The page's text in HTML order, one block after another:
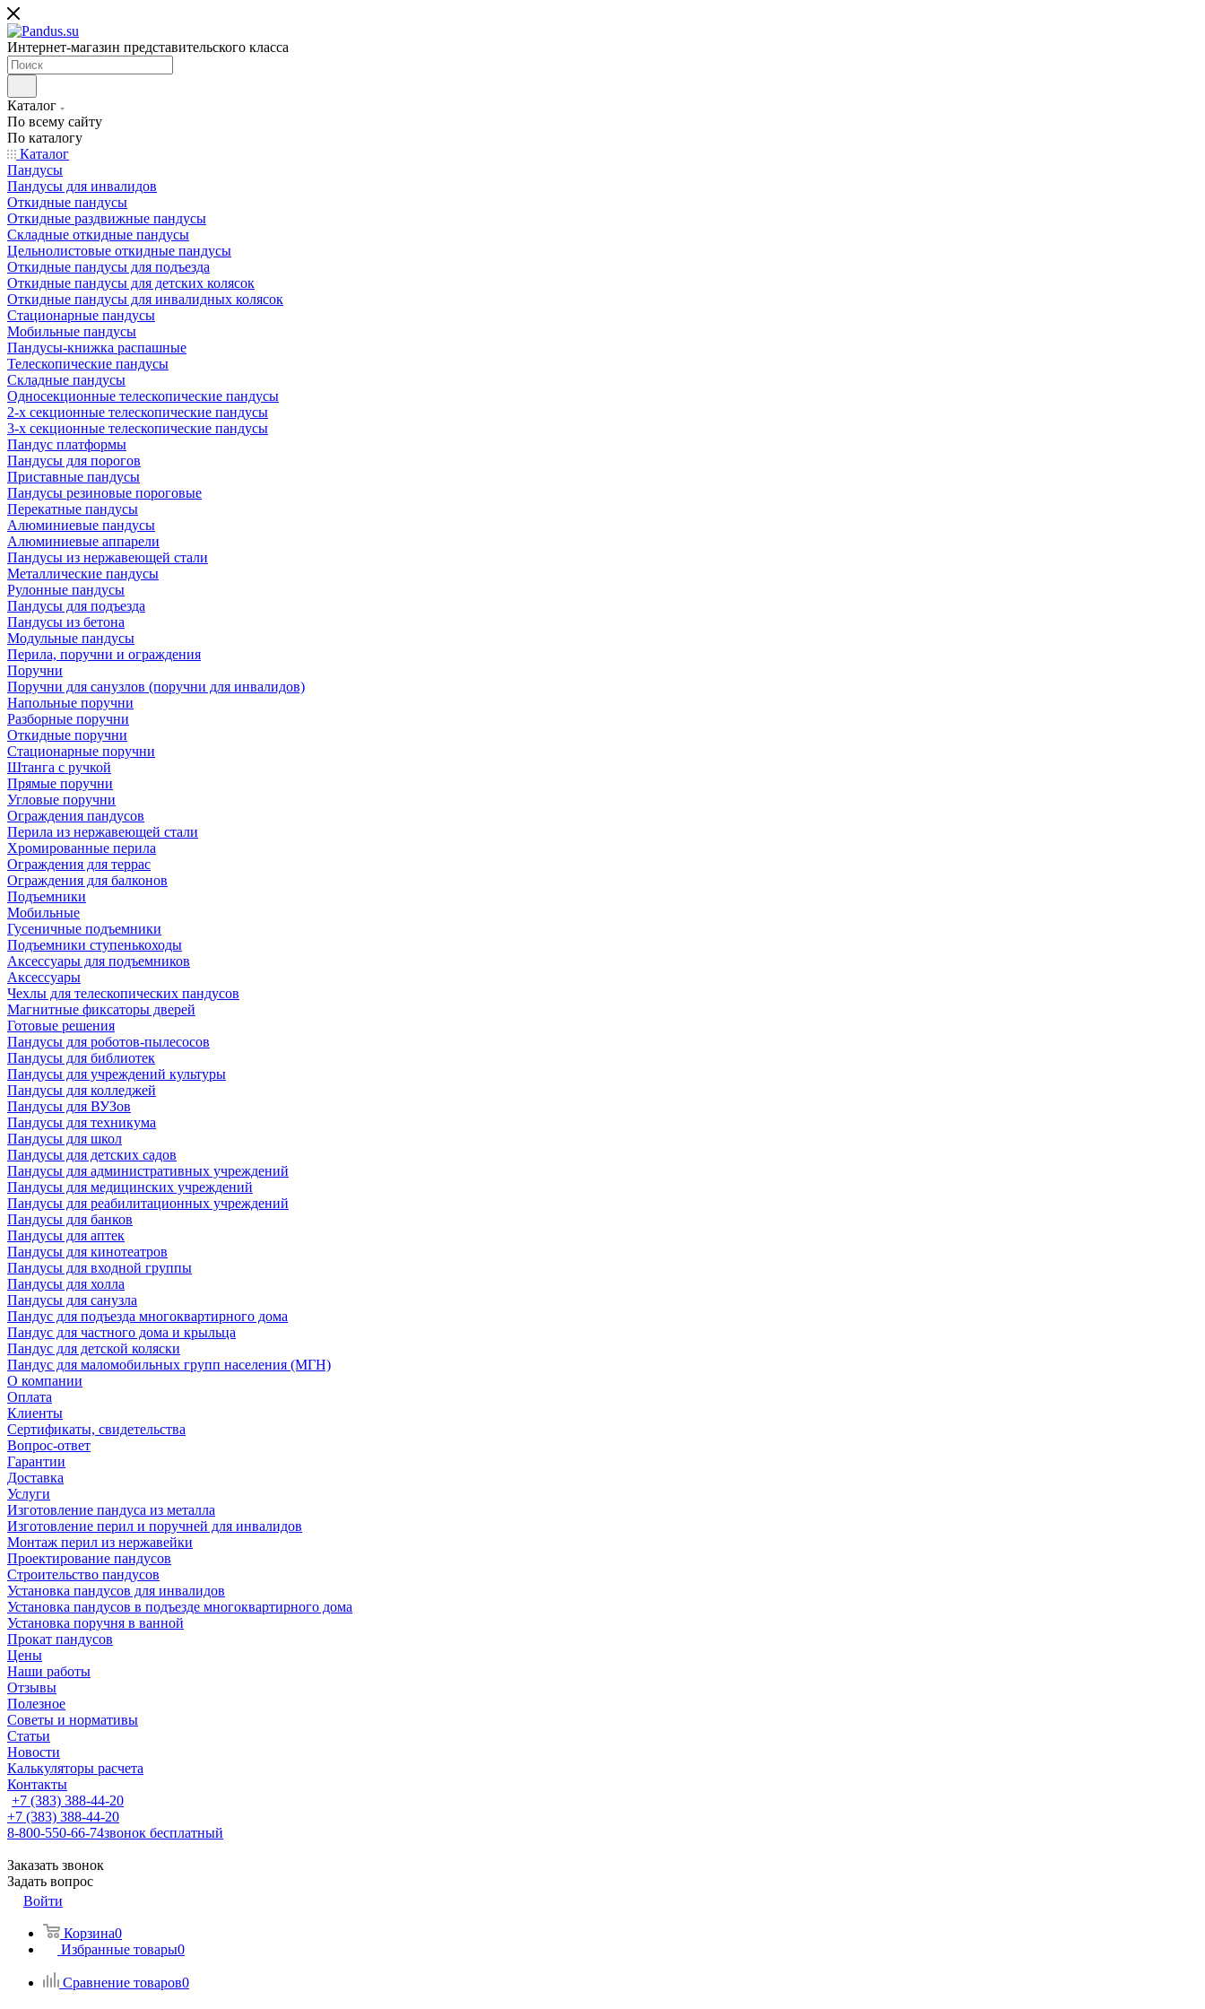
Интернет-магазин представительского класса
Каталог
По всему сайту
По каталогу
Каталог
Пандусы
Пандусы для инвалидов
Откидные пандусы
Откидные раздвижные пандусы
Складные откидные пандусы
Цельнолистовые откидные пандусы
Откидные пандусы для подъезда
Откидные пандусы для детских колясок
Откидные пандусы для инвалидных колясок
Стационарные пандусы
Мобильные пандусы
Пандусы-книжка распашные
Телескопические пандусы
Складные пандусы
Односекционные телескопические пандусы
2-х секционные телескопические пандусы
3-х секционные телескопические пандусы
Пандус платформы
Пандусы для порогов
Приставные пандусы
Пандусы резиновые пороговые
Перекатные пандусы
Алюминиевые пандусы
Алюминиевые аппарели
Пандусы из нержавеющей стали
Металлические пандусы
Рулонные пандусы
Пандусы для подъезда
Пандусы из бетона
Модульные пандусы
Перила, поручни и ограждения
Поручни
Поручни для санузлов (поручни для инвалидов)
Напольные поручни
Разборные поручни
Откидные поручни
Стационарные поручни
Штанга с ручкой
Прямые поручни
Угловые поручни
Ограждения пандусов
Перила из нержавеющей стали
Хромированные перила
Ограждения для террас
Ограждения для балконов
Подъемники
Мобильные
Гусеничные подъемники
Подъемники ступенькоходы
Аксессуары для подъемников
Аксессуары
Чехлы для телескопических пандусов
Магнитные фиксаторы дверей
Готовые решения
Пандусы для роботов-пылесосов
Пандусы для библиотек
Пандусы для учреждений культуры
Пандусы для колледжей
Пандусы для ВУЗов
Пандусы для техникума
Пандусы для школ
Пандусы для детских садов
Пандусы для административных учреждений
Пандусы для медицинских учреждений
Пандусы для реабилитационных учреждений
Пандусы для банков
Пандусы для аптек
Пандусы для кинотеатров
Пандусы для входной группы
Пандусы для холла
Пандусы для санузла
Пандус для подъезда многоквартирного дома
Пандус для частного дома и крыльца
Пандус для детской коляски
Пандус для маломобильных групп населения (МГН)
О компании
Оплата
Клиенты
Сертификаты, свидетельства
Вопрос-ответ
Гарантии
Доставка
Услуги
Изготовление пандуса из металла
Изготовление перил и поручней для инвалидов
Монтаж перил из нержавейки
Проектирование пандусов
Строительство пандусов
Установка пандусов для инвалидов
Установка пандусов в подъезде многоквартирного дома
Установка поручня в ванной
Прокат пандусов
Цены
Наши работы
Отзывы
Полезное
Советы и нормативы
Статьи
Новости
Калькуляторы расчета
Контакты
+7 (383) 388-44-20
+7 (383) 388-44-20
8-800-550-66-74звонок бесплатный
Заказать звонок
Задать вопрос
Войти
Корзина0
Избранные товары0
Сравнение товаров0